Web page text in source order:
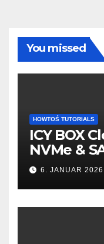
You missed
HOWTOŚ TUTORIALS
ICY BOX
NVMe &
auslesen –
6. JANUAR 2026